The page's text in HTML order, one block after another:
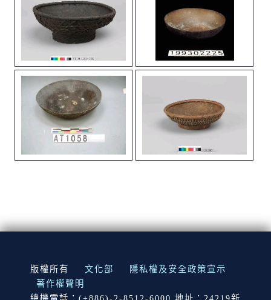
:::
版權所有 文化部
隱私權及安全政策宣示
著作權聲明